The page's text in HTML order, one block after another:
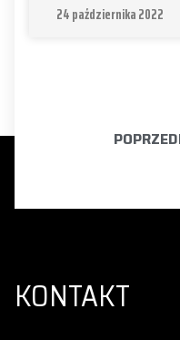
24 października 2022
KONTAKT